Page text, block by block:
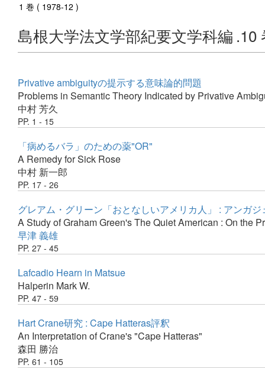
1 巻 ( 1978-12 )
島根大学法文学部紀要文学科編 .10
Privative ambiguityの提示する意味論的問題
Problems in Semantic Theory Indicated by Privative
中村 芳久
PP. 1 - 15
「病めるバラ」のための薬"OR"
A Remedy for Sick Rose
中村 新一郎
PP. 17 - 26
グレアム・グリーン「おとなしいアメリカ人」 : アンガジ
A Study of Graham Green's The Quiet American : On the
早津 義雄
PP. 27 - 45
Lafcadio Hearn in Matsue
Halperin Mark W.
PP. 47 - 59
Hart Crane研究 : Cape Hatteras評釈
An Interpretation of Crane's "Cape Hatteras"
森田 勝治
PP. 61 - 105